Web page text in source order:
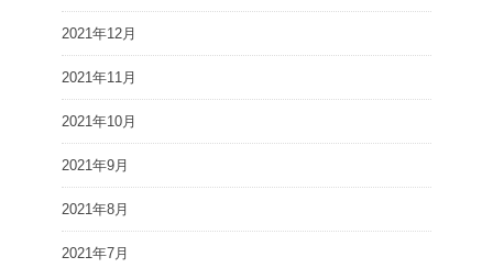
2021年12月
2021年11月
2021年10月
2021年9月
2021年8月
2021年7月